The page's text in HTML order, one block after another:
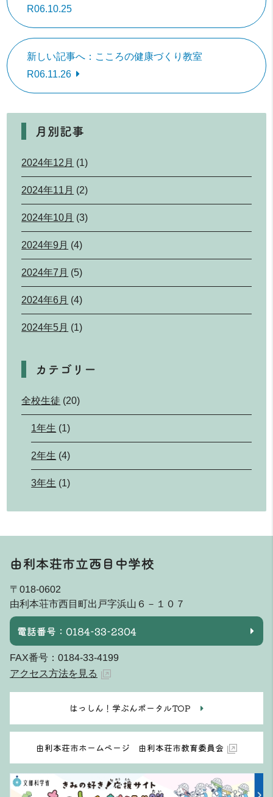
R06.10.25
新しい記事へ：こころの健康づくり教室
R06.11.26
月別記事
2024年12月 (1)
2024年11月 (2)
2024年10月 (3)
2024年9月 (4)
2024年7月 (5)
2024年6月 (4)
2024年5月 (1)
カテゴリー
全校生徒 (20)
1年生 (1)
2年生 (4)
3年生 (1)
由利本荘市立西目中学校
〒018-0602
由利本荘市西目町出戸字浜山６－１０７
電話番号：0184-33-2304
FAX番号：0184-33-4199
アクセス方法を見る
はっしん！学ぶんポータルTOP
由利本荘市ホームページ 由利本荘市教育委員会